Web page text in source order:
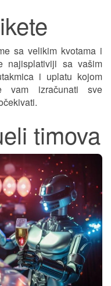
sa velikim kvotama i
najisplativiji sa vašim
i uplatu kojom
vam izračunati sve
timova